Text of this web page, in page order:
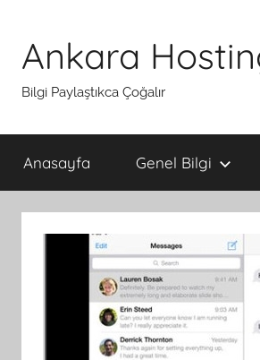
Ankara
Bilgi Paylaştıkca Çoğalır
Anasayfa Genel Bilgi